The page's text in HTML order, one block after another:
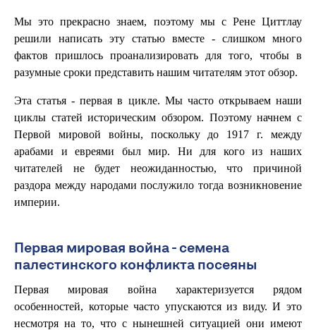
Мы это прекрасно знаем, поэтому мы с Рене Циттлау
решили написать эту статью вместе - слишком много
фактов пришлось проанализировать для того, чтобы в
разумные сроки представить нашим читателям этот обзор.
Эта статья - первая в цикле. Мы часто открываем наши
циклы статей историческим обзором. Поэтому начнем с
Первой мировой войны, поскольку до 1917 г. между
арабами и евреями был мир. Ни для кого из наших
читателей не будет неожиданностью, что причиной
раздора между народами послужило тогда возникновение
империи.
Первая мировая война - семена
палестинского конфликта посеяны
Первая мировая война характеризуется рядом
особенностей, которые часто упускаются из виду. И это
несмотря на то, что с нынешней ситуацией они имеют